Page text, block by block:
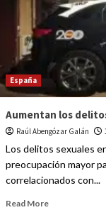
España
Aumentan los
Raúl Abengózar Galán
Los delitos sexuales
preocupación mayor
correlacionados con...
Read More